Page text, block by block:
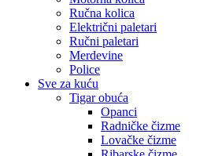
Ručna kolica
Električni paletari
Ručni paletari
Merdevine
Police
Sve za kuću
Tigar obuća
Opanci
Radničke čizme
Lovačke čizme